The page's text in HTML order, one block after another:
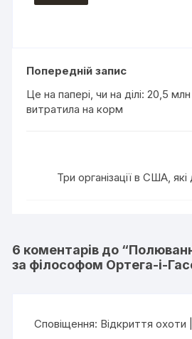
Попередній запис
Це на папері, чи на ділі: 20,5
витратила на корм
Три організації в США,
6 коментарів до “
за філософом Ортега-і-
Сповіщення: Відкриття охоти